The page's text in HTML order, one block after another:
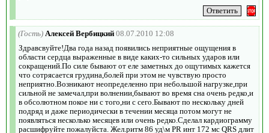
(Гость) Алексей Вербицкий 08.07.2010 12:08
Здравсвуйте!Два года назад появились неприятные ощущения в
области сердца выраженные в виде каких-то сильных ударов или
сокращений.По силе бывают от еле заметных до ощутимых кажется
что сотрясается грудина,болей при этом не чувствую просто
неприятно.Возникают неопределенно при небольшой нагрузке,при
сильной не замечал,при волнении,бывают во время сна очень редко,и
в обсолютном покое ни с того,ни с сего.Бывают по нескольку дней
подряд и даже периодически в течении месяца потом могут не
появляться несколько месяцев или очень редко.Сделал кардиограмму
расшифруйте пожалуйста. Жел.ритм 86 уд\м PR инт 172 мс QRS длит